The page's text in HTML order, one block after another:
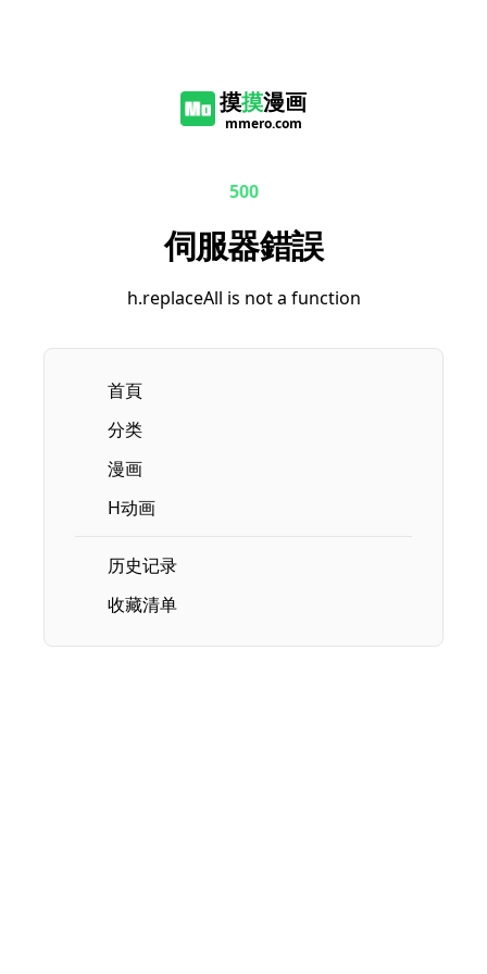
摸摸漫画
mmero.com
500
伺服器錯誤
h.replaceAll is not a function
首頁
分类
漫画
H动画
历史记录
收藏清单